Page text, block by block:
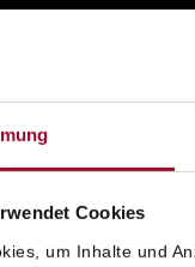
Cookies
um Inhalte und
VIENNA